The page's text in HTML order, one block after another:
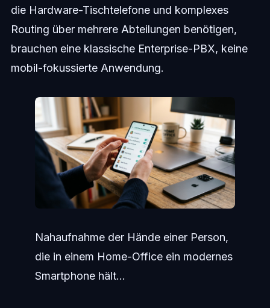
die Hardware-Tischtelefone und komplexes
Routing über mehrere Abteilungen benötigen,
brauchen eine klassische Enterprise-PBX, keine
mobil-fokussierte Anwendung.
Nahaufnahme der Hände einer Person,
die in einem Home-Office ein modernes
Smartphone hält...